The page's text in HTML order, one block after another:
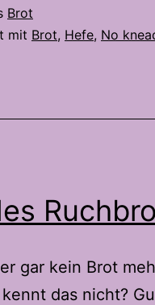
Brot
mit Brot, Hefe, No
gar kein Brot
das nicht?